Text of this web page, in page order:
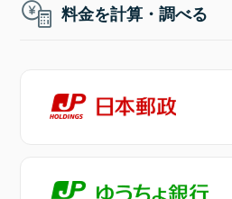
料金を計算・調べる